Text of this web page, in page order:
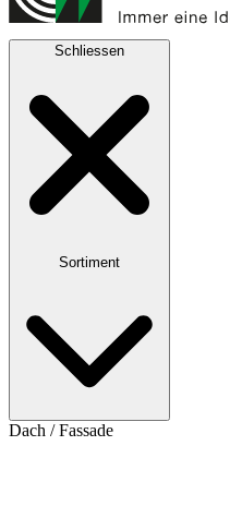
Schliessen
Sortiment
Dach / Fassade